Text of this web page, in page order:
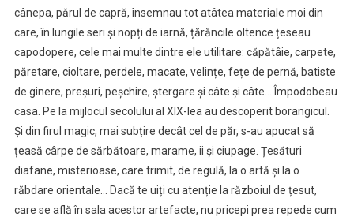
cânepa, părul de capră, însemnau tot atâtea materiale moi din
care, în lungile seri și nopți de iarnă, țărăncile oltence țeseau
capodopere, cele mai multe dintre ele utilitare: căpătâie, carpete,
păretare, cioltare, perdele, macate, velințe, fețe de pernă, batiste
de ginere, preșuri, peșchire, ștergare și câte și câte… Împodobeau
casa. Pe la mijlocul secolului al XIX-lea au descoperit borangicul.
Și din firul magic, mai subțire decât cel de păr, s-au apucat să
țeasă cârpe de sărbătoare, marame, ii și ciupage. Țesături
diafane, misterioase, care trimit, de regulă, la o artă și la o
răbdare orientale… Dacă te uiți cu atenție la războiul de țesut,
care se află în sala acestor artefacte, nu pricepi prea repede cum